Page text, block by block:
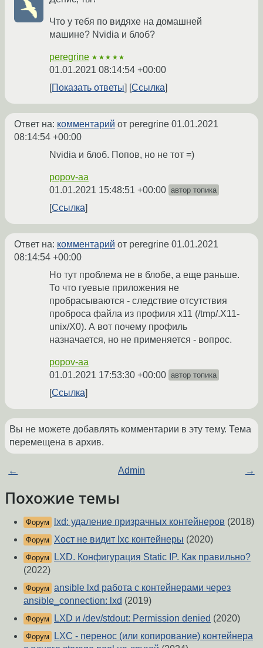
Что у тебя по видяхе на домашней
машине? Nvidia и блоб?
peregrine ★★★★★
01.01.2021 08:14:54 +00:00
Показать ответы
Ссылка
Ответ на: комментарий от peregrine 01.01.2021
08:14:54 +00:00
Nvidia и блоб. Попов, но не тот =)
popov-aa
01.01.2021 15:48:51 +00:00 автор топика
Ссылка
Ответ на: комментарий от peregrine 01.01.2021
08:14:54 +00:00
Но тут проблема не в блобе, а еще раньше.
То что гуевые приложения не
пробрасываются - следствие отсутствия
проброса файла из профиля x11 (/tmp/.X11-
unix/X0). А вот почему профиль
назначается, но не применяется - вопрос.
popov-aa
01.01.2021 17:53:30 +00:00 автор топика
Ссылка
Вы не можете добавлять комментарии в эту тему. Тема
перемещена в архив.
← Admin →
Похожие темы
Форум lxd: удаление призрачных контейнеров (2018)
Форум Хост не видит lxc контейнеры (2020)
Форум
LXD. Конфигурация Static IP. Как правильно?
(2022)
Форум ansible lxd работа с контейнерами через
ansible_connection: lxd (2019)
Форум LXD и /dev/stdout: Permission denied (2020)
Форум
LXC - перенос (или копирование) контейнера